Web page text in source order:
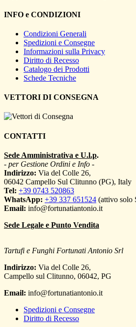
INFO e CONDIZIONI
Condizioni Generali
Spedizioni e Consegne
Informazioni sulla Privacy
Diritto di Recesso
Catalogo dei Prodotti
Schede Tecniche
VETTORI DI CONSEGNA
CONTATTI
Sede Amministrativa e U.l.p.
- per Gestione Ordini e Info -
Indirizzo: Via del Colle 26,
06042 Campello Sul Clitunno (PG), Italy
Tel: +39 0743 520863
WhatsApp: +39 337 651524 (attivo solo
Email: info@fortunatiantonio.it
Sede Legale e Punto Vendita
Tartufi e Funghi Fortunati Antonio Srl
Indirizzo: Via del Colle 26,
Campello sul Clitunno, 06042, PG
Email: info@fortunatiantonio.it
Spedizioni e Consegne
Diritto di Recesso